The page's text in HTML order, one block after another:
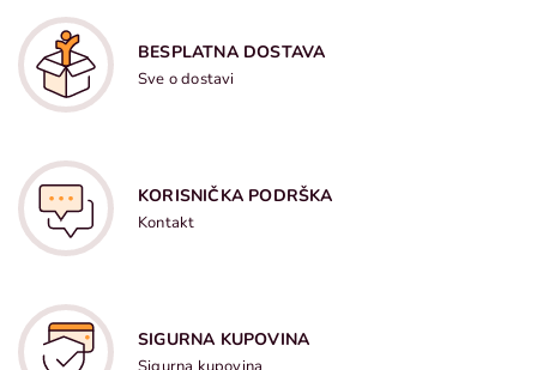
BESPLATNA DOSTAVA
Sve o dostavi
KORISNIČKA PODRŠKA
Kontakt
SIGURNA KUPOVINA